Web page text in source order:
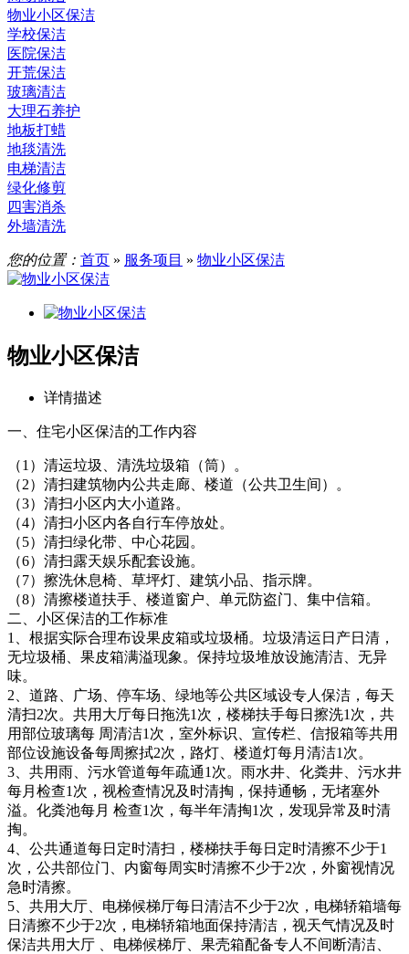
物业小区保洁
学校保洁
医院保洁
开荒保洁
玻璃清洁
大理石养护
地板打蜡
地毯清洗
电梯清洁
绿化修剪
四害消杀
外墙清洗
您的位置： 首页 » 服务项目 » 物业小区保洁
物业小区保洁
详情描述
一、住宅小区保洁的工作内容
（1）清运垃圾、清洗垃圾箱（筒）。
（2）清扫建筑物内公共走廊、楼道（公共卫生间）。
（3）清扫小区内大小道路。
（4）清扫小区内各自行车停放处。
（5）清扫绿化带、中心花园。
（6）清扫露天娱乐配套设施。
（7）擦洗休息椅、草坪灯、建筑小品、指示牌。
（8）清擦楼道扶手、楼道窗户、单元防盗门、集中信箱。
二、小区保洁的工作标准
1、根据实际合理布设果皮箱或垃圾桶。垃圾清运日产日清，
无垃圾桶、果皮箱满溢现象。保持垃圾堆放设施清洁、无异
味。
2、道路、广场、停车场、绿地等公共区域设专人保洁，每天
清扫2次。共用大厅每日拖洗1次，楼梯扶手每日擦洗1次，共
用部位玻璃每 周清洁1次，室外标识、宣传栏、信报箱等共用
部位设施设备每周擦拭2次，路灯、楼道灯每月清洁1次。
3、共用雨、污水管道每年疏通1次。雨水井、化粪井、污水井
每月检查1次，视检查情况及时清掏，保持通畅，无堵塞外
溢。化粪池每月 检查1次，每半年清掏1次，发现异常及时清
掏。
4、公共通道每日定时清扫，楼梯扶手每日定时清擦不少于1
次，公共部位门、内窗每周实时清擦不少于2次，外窗视情况
急时清擦。
5、共用大厅、电梯候梯厅每日清洁不少于2次，电梯轿箱墙每
日清擦不少于2次，电梯轿箱地面保持清洁，视天气情况及时
保洁共用大厅 、电梯候梯厅、果壳箱配备专人不间断清洁、